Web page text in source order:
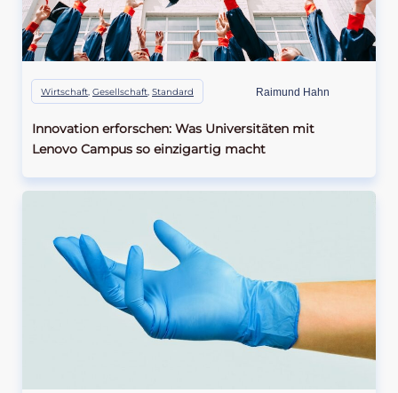
Wirtschaft, Gesellschaft, Standard Raimund Hahn
Innovation erforschen: Was Universitäten mit
Lenovo Campus so einzigartig macht